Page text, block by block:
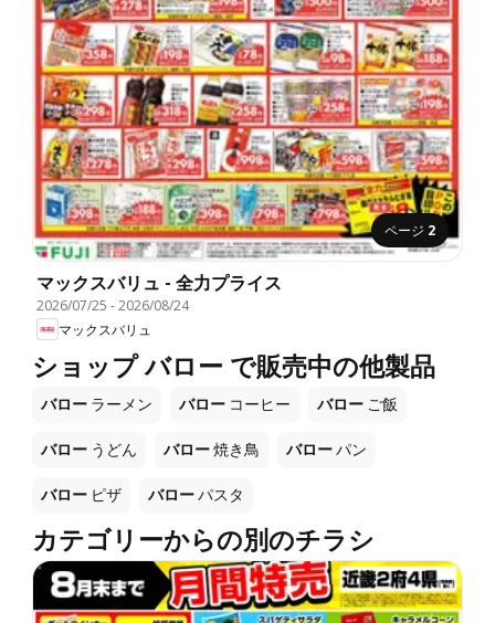
ページ 2
マックスバリュ - 全力プライス
2026/07/25 -2026/08/24
マックスバリュ
ショップ バロー で販売中の他製品
バロー ラーメン バロー コーヒー バロー ご飯
バロー うどん バロー焼き鳥 バローパン
バロー ピザ バローパスタ
カテゴリーからの別のチラシ